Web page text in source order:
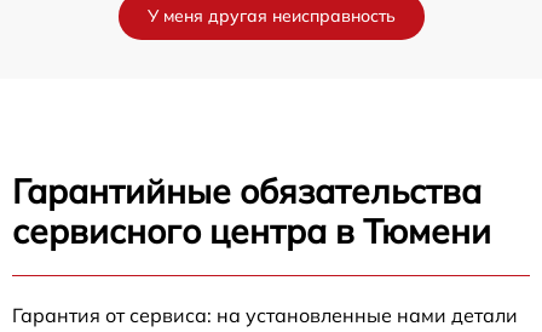
У меня другая неисправность
Гарантийные обязательства
сервисного центра в Тюмени
Гарантия от сервиса: на установленные нами детали